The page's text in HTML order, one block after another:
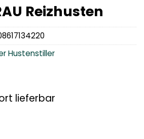
Reizhusten
lieferbar
Hustenstiller